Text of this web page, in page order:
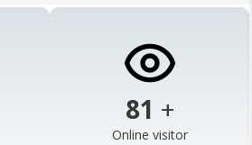
103 +
Online visitor